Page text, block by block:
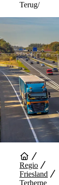
Terug/
Regio
Friesland
Terherne